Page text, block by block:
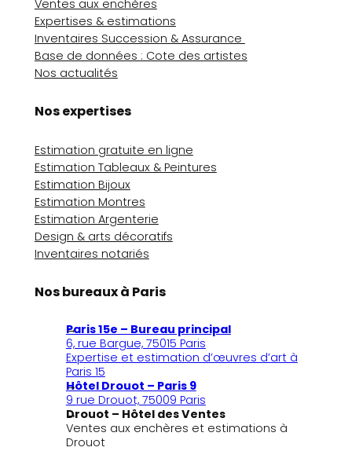
Ventes aux enchères
Expertises & estimations
Inventaires Succession & Assurance
Base de données : Cote des artistes
Nos actualités
Nos expertises
Estimation gratuite en ligne
Estimation Tableaux & Peintures
Estimation Bijoux
Estimation Montres
Estimation Argenterie
Design & arts décoratifs
Inventaires notariés
Nos bureaux à Paris
Paris 15e – Bureau principal
6, rue Bargue, 75015 Paris
Expertise et estimation d’œuvres d’art à
Paris 15
Hôtel Drouot – Paris 9
9 rue Drouot, 75009 Paris
Drouot – Hôtel des Ventes
Ventes aux enchères et estimations à
Drouot